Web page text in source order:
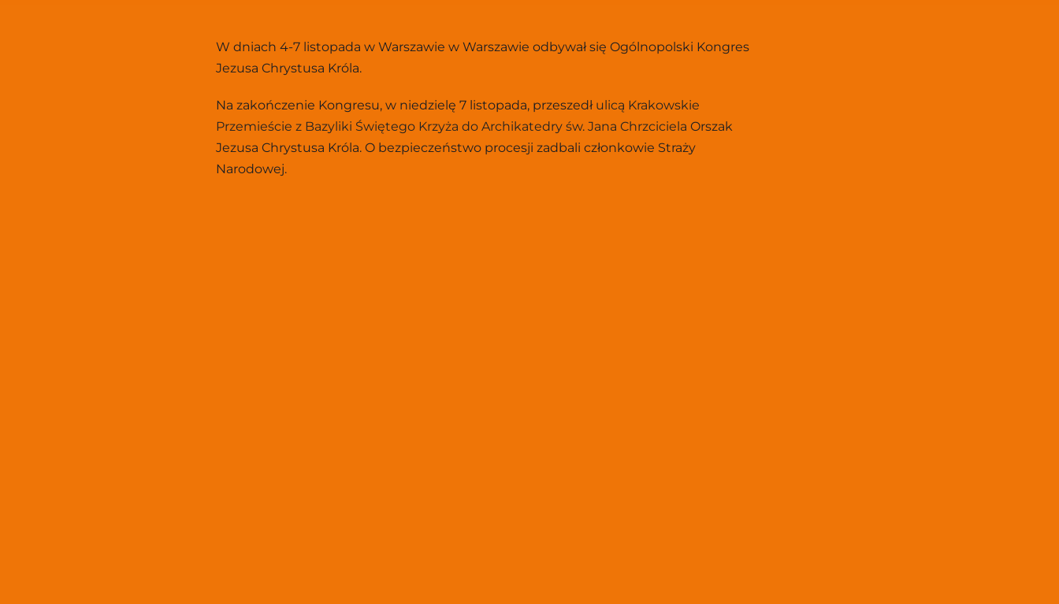
W dniach 4-7 listopada w Warszawie w Warszawie odbywał się Ogólnopolski Kongres
Jezusa Chrystusa Króla.
Na zakończenie Kongresu, w niedzielę 7 listopada, przeszedł ulicą Krakowskie
Przemieście z Bazyliki Świętego Krzyża do Archikatedry św. Jana Chrzciciela Orszak
Jezusa Chrystusa Króla. O bezpieczeństwo procesji zadbali członkowie Straży
Narodowej.